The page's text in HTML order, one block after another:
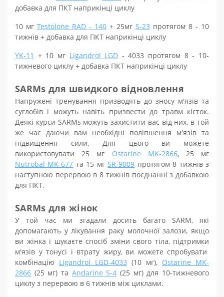
добавка для ПКТ наприкінці циклу
10 мг Testolone RAD - 140 + 25мг S-23 протягом 8 - 10
тижнів + добавка для ПКТ наприкінці циклу
YK-11 + 10 мг Ligandrol LGD - 4033 протягом 8 - 10-
тижневого циклу + добавка ПКТ наприкінці циклу
SARMs для швидкого відновлення
Напружені тренування призводять до зносу м'язів та
суглобів і можуть навіть призвести до травм кісток.
Деякі курси SARMs можуть захистити вас від них, в той
же час даючи вам необхідні поліпшення м'язів та
підвищення сили. Для цього ви можете
використовувати 25 мг Ostarine MK-2866, 25 мг
Nutrobal MK-677 та 1 5 мгSR-9009 протягом 8 тижнів з
наступною перервою в 8 тижнів поєднанні з добавкою
для ПКТ.
SARMs для жінок
У той час ми згадали досить багато SARM, які
допомагають у лікування раку молочної залози, якщо
ви жінка і шукаєте спосіб зміни свого тіла, підтримки
м'язів у тонусі і втрату жиру, ви можете спробувати
комбінацію Ligandrol LGD-4033 (10 мг), Ostarine MK-
2866 (25 мг) та Andarine S-4 (25 мг) для 10-тижневого
циклу з перервою в 6 тижнів між циклами.